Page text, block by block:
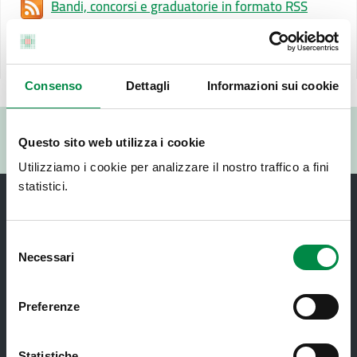
Consenso Dettagli Informazioni sui cookie
Questo sito web utilizza i cookie
Utilizziamo i cookie per analizzare il nostro traffico a fini
statistici.
delNecessari
Preferenze
Bandi, concorsi e graduatorie in formato RSS
Ultimo aggiornamento pagina:
19 Novembre 2025
RISPONDI AL QUESTIONARIO
Recapiti e contatti
Azienda USL di Imola - Sede legale: Viale Amendola, 2